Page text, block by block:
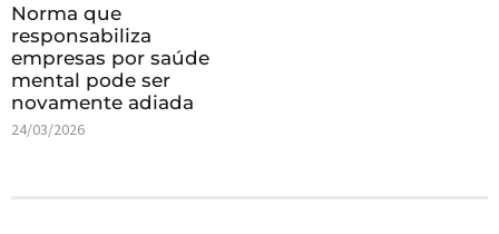
Norma que
responsabiliza
empresas por saúde
mental pode ser
novamente adiada
24/03/2026